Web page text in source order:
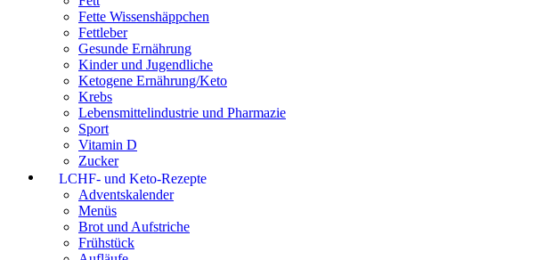
Fette Wissenshäppchen
Fettleber
Gesunde Ernährung
Kinder und Jugendliche
Ketogene Ernährung/Keto
Krebs
Lebensmittelindustrie und Pharmazie
Sport
Vitamin D
Zucker
LCHF- und Keto-Rezepte
Adventskalender
Menüs
Brot und Aufstriche
Frühstück